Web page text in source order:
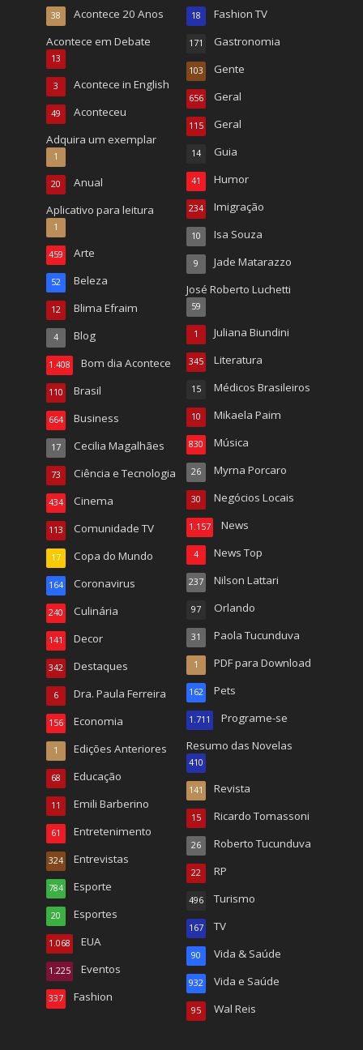
Acontece 20 Anos
38
Acontece em Debate
13
Acontece in English
3
Aconteceu
49
Adquira um exemplar
1
Anual
20
Aplicativo para leitura
1
Arte
459
Beleza
52
Blima Efraim
12
Blog
4
Bom dia Acontece
1.408
Brasil
110
Business
664
Cecilia Magalhães
17
Ciência e Tecnologia
73
Cinema
434
Comunidade TV
113
Copa do Mundo
17
Coronavirus
164
Culinária
240
Decor
141
Destaques
342
Dra. Paula Ferreira
6
Economia
156
Edições Anteriores
1
Educação
68
Emili Barberino
11
Entretenimento
61
Entrevistas
324
Esporte
784
Esportes
20
EUA
1.068
Eventos
1.225
Fashion
337
Fashion TV
18
Gastronomia
171
Gente
103
Geral
656
Geral
115
Guia
14
Humor
41
Imigração
234
Isa Souza
10
Jade Matarazzo
9
José Roberto Luchetti
59
Juliana Biundini
1
Literatura
345
Médicos Brasileiros
15
Mikaela Paim
10
Música
830
Myrna Porcaro
26
Negócios Locais
30
News
1.157
News Top
4
Nilson Lattari
237
Orlando
97
Paola Tucunduva
31
PDF para Download
1
Pets
162
Programe-se
1.711
Resumo das Novelas
410
Revista
141
Ricardo Tomassoni
15
Roberto Tucunduva
26
RP
22
Turismo
496
TV
167
Vida & Saúde
90
Vida e Saúde
932
Wal Reis
95